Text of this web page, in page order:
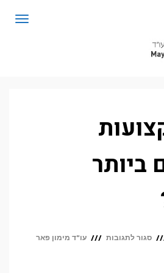
ביותר
סגור לתגובות על עו"ד מימון פאר